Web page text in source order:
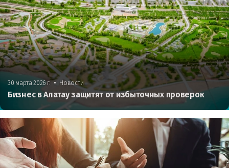
30 марта 2026 г. • Новости
Бизнес в Алатау защитят от избыточных проверок